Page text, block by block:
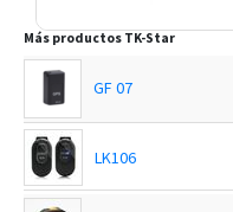
Más productos TK-Star
GF 07
LK106